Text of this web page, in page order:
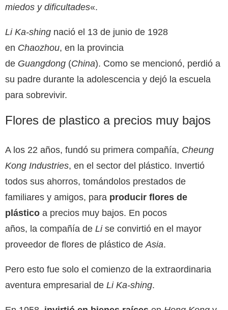
miedos y dificultades«.
Li Ka-shing nació el 13 de junio de 1928
en Chaozhou, en la provincia
de Guangdong (China). Como se mencionó, perdió a
su padre durante la adolescencia y dejó la escuela
para sobrevivir.
Flores de plastico a precios muy bajos
A los 22 años, fundó su primera compañía, Cheung
Kong Industries, en el sector del plástico. Invertió
todos sus ahorros, tomándolos prestados de
familiares y amigos, para producir flores de
plástico a precios muy bajos. En pocos
años, la compañía de Li se convirtió en el mayor
proveedor de flores de plástico de Asia.
Pero esto fue solo el comienzo de la extraordinaria
aventura empresarial de Li Ka-shing.